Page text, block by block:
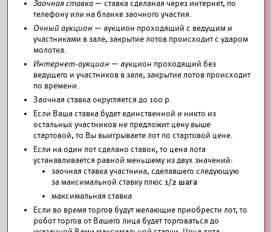
Заочная ставка— ставка сделаная через интернет, по
телефону или на бланке заочного участия.
Очный аукцион — аукцион проходящий с ведущим и
участниками в зале, закрытие лотов происходит с ударом
молотка.
Интернет-аукцион — аукцион проходящий без
ведущего и участников в зале, закрытие лотов происходит
по времени.
Заочная ставка округляется до 100 p.
Если Ваша ставка будет единственной и никто из
остальных участников не предложит цену выше
стартовой, то Вы выигрываете лот по стартовой цене.
Если на один лот сделано ставок,то цена лота
устанавливается равной меньшему из двух значений:
заочная ставка участника, сделавшего следующую
за максимальной ставку плюс 1/2 шага
максимальная ставка
Если во время торгов будут желающие приобрести лот, то
робот торгов от Вашего лица будет торговаться до